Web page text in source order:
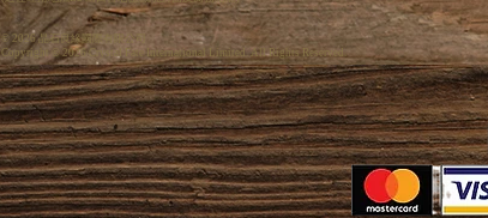
© 2026 晶石良緣國際有限公司
Copyright © 2026 Crystal Fate International Limited. All Rights Reserved.